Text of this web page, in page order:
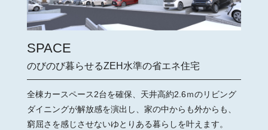
SPACE
のびのび暮らせるZEH水準の省エネ住宅
全棟カースペース2台を確保、天井高約2.6ｍのリビング
ダイニングが解放感を演出し、家の中からも外からも、
窮屈さを感じさせないゆとりある暮らしを叶えます。